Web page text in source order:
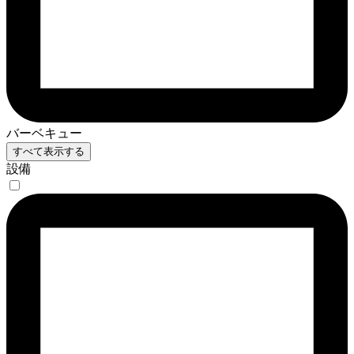
バーベキュー
すべて表示する
設備